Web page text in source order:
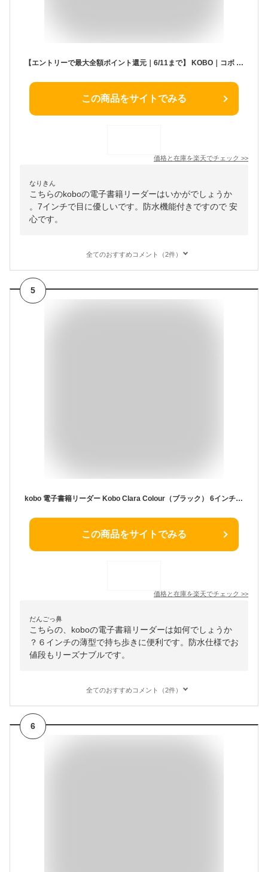
【エントリーで最大全額ポイント還元｜6/11まで】 KOBO｜コボ 電子書籍リーダー Kobo Libra Colour ブラック N428-KJ-BK-S-CK [7インチ /防水]
この商品をサイトでみる
価格と在庫を楽天でチェック >>
なりきん
こちらのkoboの電子書籍リーダーはいかがでしょうか
。7インチで目に優しいです。防水機能付きですので 安
心です。
全てのおすすめコメント（2件）
5
kobo 電子書籍リーダー Kobo Clara Colour（ブラック） 6インチ 16G 防水タイプ N367-KJ-BK-S-CK
この商品をサイトでみる
価格と在庫を楽天でチェック >>
だんごっ鼻
こちらの、koboの電子書籍リーダーは如何でしょうか
？６インチの薄型で持ち歩きに便利です。防水仕様でお
値段もリーズナブルです。
全てのおすすめコメント（2件）
6